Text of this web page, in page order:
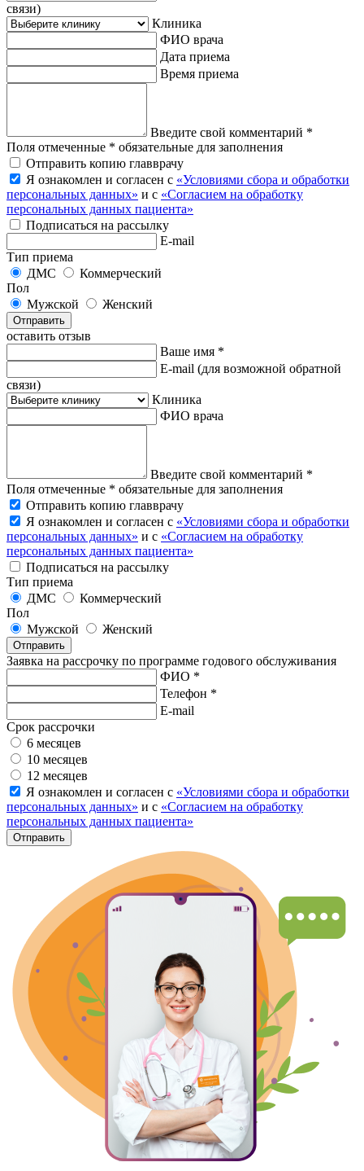
связи)
Клиника
ФИО врача
Дата приема
Время приема
Введите свой комментарий *
Поля отмеченные * обязательные для заполнения
Отправить копию главврачу
Я ознакомлен и согласен с «Условиями сбора и обработки
персональных данных» и с «Согласием на обработку
персональных данных пациента»
Подписаться на рассылку
E-mail
Тип приема
ДМС
Коммерческий
Пол
Мужской
Женский
Отправить
оставить отзыв
Ваше имя *
E-mail (для возможной обратной
связи)
Клиника
ФИО врача
Введите свой комментарий *
Поля отмеченные * обязательные для заполнения
Отправить копию главврачу
Я ознакомлен и согласен с «Условиями сбора и обработки
персональных данных» и с «Согласием на обработку
персональных данных пациента»
Подписаться на рассылку
Тип приема
ДМС
Коммерческий
Пол
Мужской
Женский
Отправить
Заявка на рассрочку по программе годового обслуживания
ФИО *
Телефон *
E-mail
Срок рассрочки
6 месяцев
10 месяцев
12 месяцев
Я ознакомлен и согласен с «Условиями сбора и обработки
персональных данных» и с «Согласием на обработку
персональных данных пациента»
Отправить